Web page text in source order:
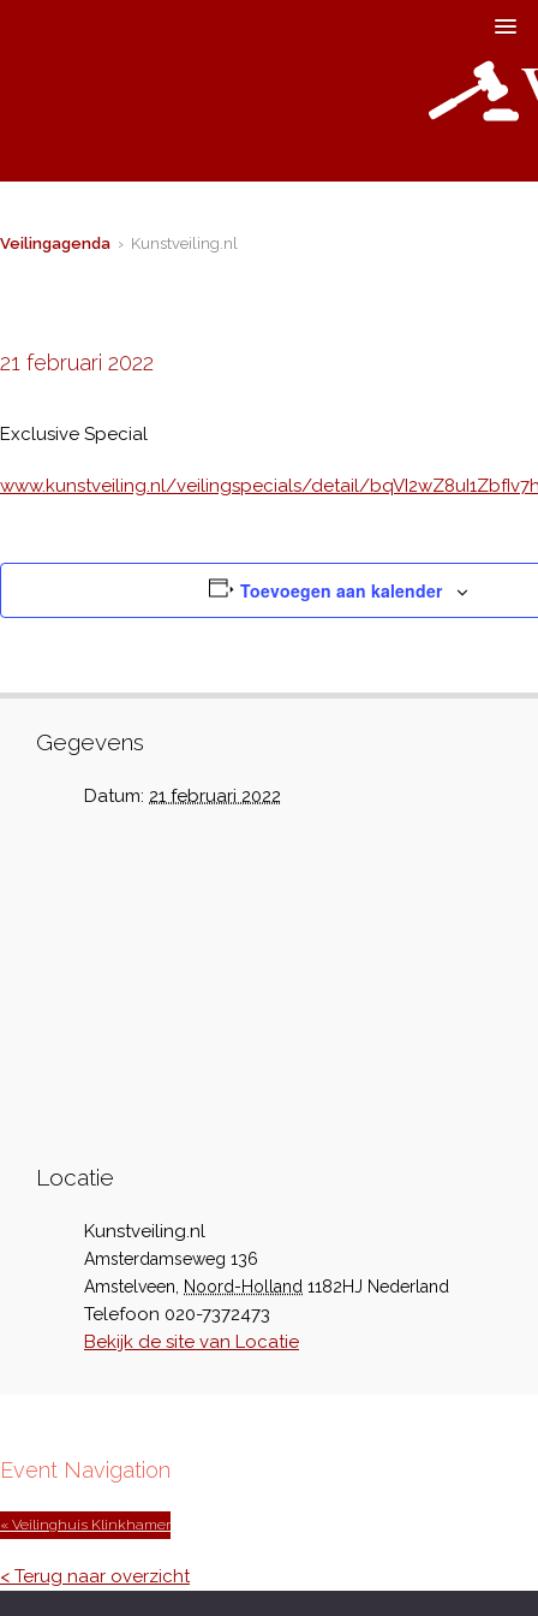
Veilingagenda › Kunstveiling.nl
21 februari 2022
Exclusive Special
www.kunstveiling.nl/veilingspecials/detail/
Toevoegen aan kalender
Gegevens
Datum: 21 februari 2022
Locatie
Kunstveiling.nl
Amsterdamseweg 136
Amstelveen
Noord-Holland 1182HJ Nederland
Telefoon 020-7372473
Bekijk de site van Locatie
Event Navigation
« Veilinghuis Klinkhamer
< Terug naar overzicht